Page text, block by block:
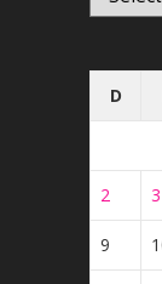
D
2 3
9